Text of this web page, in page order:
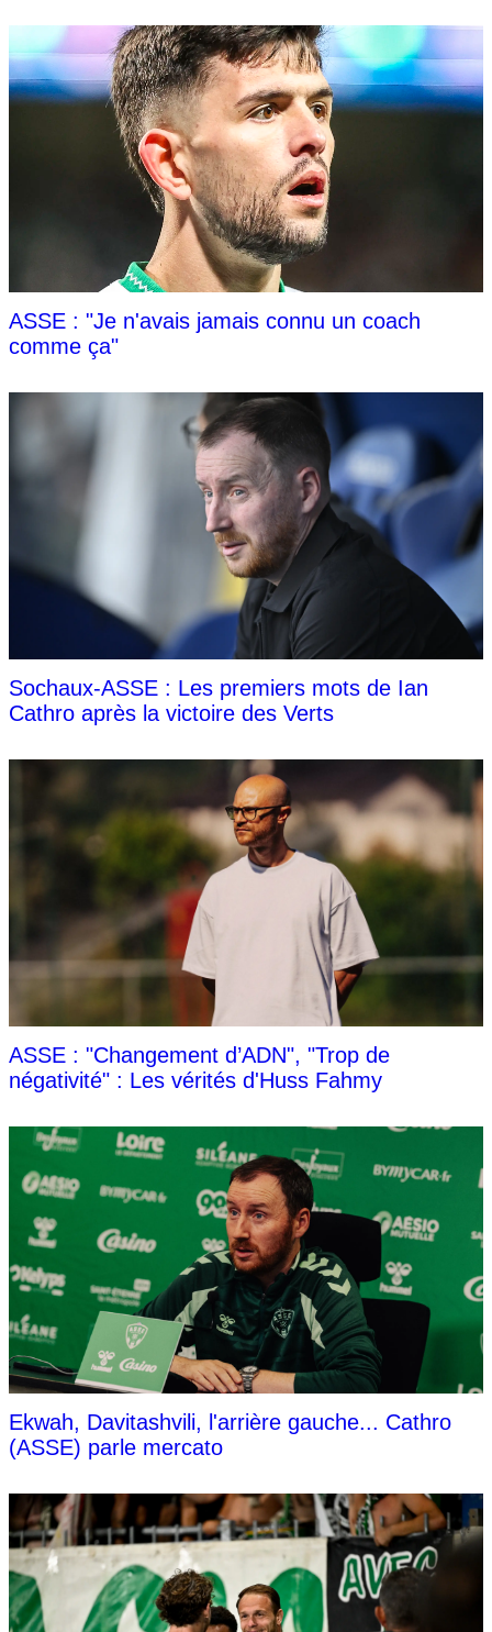
ASSE : "Je n'avais jamais connu un coach
comme ça"
Sochaux-ASSE : Les premiers mots de Ian
Cathro après la victoire des Verts
ASSE : "Changement d’ADN", "Trop de
négativité" : Les vérités d'Huss Fahmy
Ekwah, Davitashvili, l'arrière gauche... Cathro
(ASSE) parle mercato